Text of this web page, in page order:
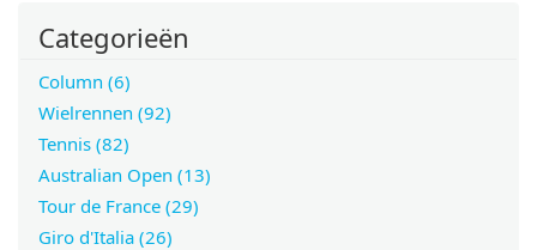
Categorieën
Column (6)
Wielrennen (92)
Tennis (82)
Australian Open (13)
Tour de France (29)
Giro d'Italia (26)